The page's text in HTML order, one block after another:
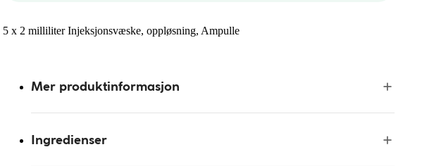
5 x 2 milliliter Injeksjonsvæske, oppløsning, Ampulle
Mer produktinformasjon
Ingredienser